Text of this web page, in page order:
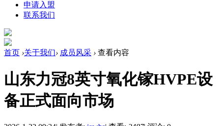
申请入盟
联系我们
首页 ›关于我们› 成员风采 › 查看内容
山东力冠8英寸氧化镓HVPE设
备正式面向市场